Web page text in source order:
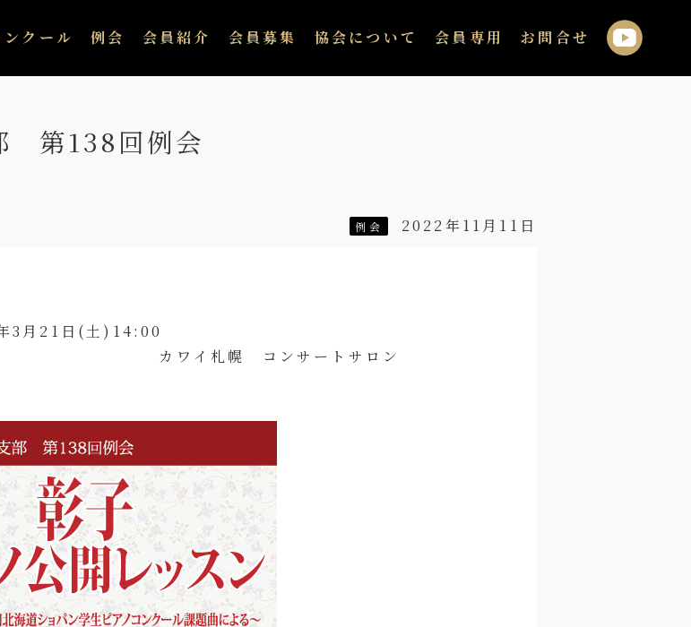
ンクール 例会 会員紹介 会員募集 協会について 会員専用 お問合せ
第138回例会
例会 2022年11月11日
3月21日(土)14:00
ンサートサロン